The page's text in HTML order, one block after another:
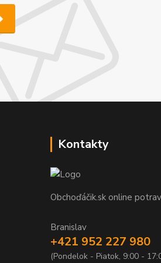
Kontakty
Obchoďáčik.sk online
Branislav
+421 952 227 980
(Pondelok - Piatok, 9:00 -